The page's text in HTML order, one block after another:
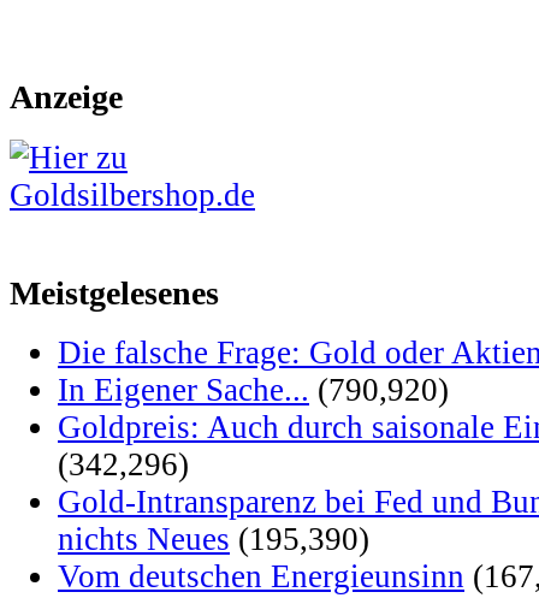
Anzeige
Meistgelesenes
Die falsche Frage: Gold oder
In Eigener Sache... (790,920)
Goldpreis: Auch durch saisonale
(342,296)
Gold-Intransparenz bei Fed und
nichts Neues (195,390)
Vom deutschen Energieunsinn